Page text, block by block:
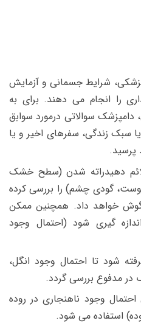
شرایط جسمانی و آزمایش
را انجام می دهند. برای به
سوالاتی درمورد سوابق
یا سبک زندگی، سفرهای اخیر و یا
دهیدراته شدن (سطح خشک
گودی چشم) را بررسی کرده
خواهد داد. همچنین ممکن
گیری شود (احتمال وجود
شود تا احتمال وجود انگل،
در مدفوع بررسی گردد.
احتمال وجود ناهنجاری در روده
استفاده می شود.